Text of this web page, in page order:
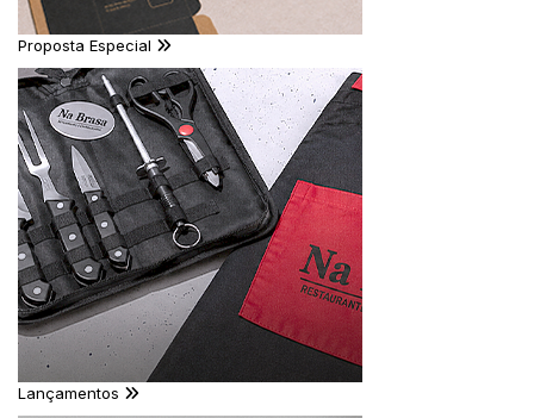
Proposta Especial
Lançamentos